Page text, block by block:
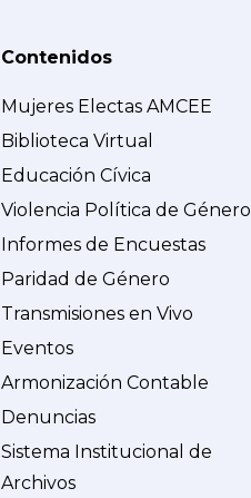
Contenidos
Mujeres Electas AMCEE
Biblioteca Virtual
Educación Cívica
Violencia Política de Género
Informes de Encuestas
Paridad de Género
Transmisiones en Vivo
Eventos
Armonización Contable
Denuncias
Sistema Institucional de
Archivos